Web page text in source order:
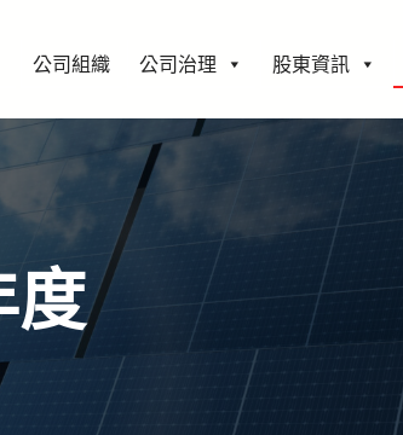
公司組織 公司治理 股東資訊
度